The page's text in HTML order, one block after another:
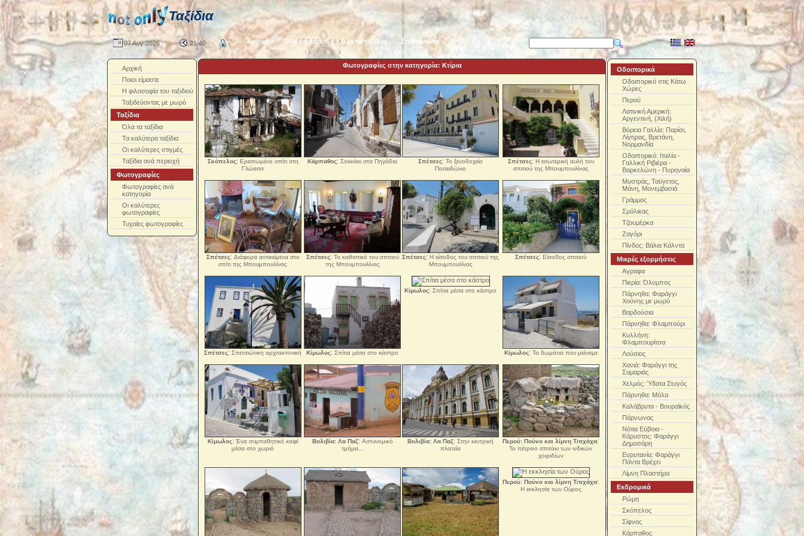
Ταξίδια
07 Αυγ 2026 21:40 Αρχική Ποιοι είμαστε Όλα τα ταξίδια Επικοινωνία
Αρχική
Ποιοι είμαστε
Η φιλοσοφία του ταξιδιού
Ταξιδεύοντας με μωρό
Ταξίδια
Όλα τα ταξίδια
Τα καλύτερα ταξίδια
Οι καλύτερες στιγμές
Ταξίδια ανά περιοχή
Φωτογραφίες
Φωτογραφίες ανά
κατηγορία
Οι καλύτερες
φωτογραφίες
Τυχαίες φωτογραφίες
Φωτογραφίες στην κατηγορία: Κτίρια
Σκόπελος: Ερειπωμένο σπίτι στη
Γλώσσα
Κάρπαθος: Σοκκάκι στα Πηγάδια Σπέτσες: Το ξενοδοχείο
Ποσειδώνιο
Σπέτσες: Η εσωτερική αυλή του
σπιτιού της Μπουμπουλίνας
Σπέτσες: Διάφορα αντικείμενα στο
σπίτι της Μπουμπουλίνας
Σπέτσες: Το καθιστικό του σπιτιού
της Μπουμπουλίνας
Σπέτσες: Η είσοδος του σπιτιού της
Μπουμπουλίνας
Σπέτσες: Είσοδος σπιτιού
Σπέτσες: Σπετσιώτικη αρχιτεκτονική Κίμωλος: Σπίτια μέσα στο κάστρο
Κίμωλος: Σπίτια μέσα στο κάστρο
Κίμωλος: Τα δωμάτια που μείναμε
Κίμωλος: Ένα συμπαθητικό καφέ
μέσα στο χωριό
Βολιβία: Λα Παζ: Αστυνομικό
τμήμα...
Βολιβία: Λα Παζ: Στην κεντρική
πλατεία
Περού: Πούνο και λίμνη Τιτιχάχα:
Το πέτρινο σπιτάκι των ινδικών
χοιριδίων
Περού: Πούνο και λίμνη Τιτιχάχα:
Η εκκλησία των Ούρος
Οδοιπορικά
Οδοιπορικό στις Κάτω
Χώρες
Περού
Λατινική Αμερική:
Αργεντινή, (Χιλή)
Βόρεια Γαλλία: Παρίσι,
Λίγηρας, Βρετάνη,
Νορμανδία
Οδοιπορικό: Ιταλία -
Γαλλική Ριβιέρα -
Βαρκελώνη - Πυρηναία
Μυστράς, Ταϋγετος,
Μάνη, Μονεμβασιά
Γράμμος
Σμόλικας
Τζουμέρκα
Ζαγόρι
Πίνδος: Βάλια Κάλντα
Μικρές εξορμήσεις
Αγραφα
Πιερία: Όλυμπος
Πάρνηθα: Φαράγγι
Χούνης με μωρό
Βαρδούσια
Πάρνηθα: Φλαμπούρι
Κυλλήνη:
Φλαμπουρίτσα
Λούσιος
Χανιά: Φαράγγι της
Σαμαριάς
Χελμός: Ύδατα Στυγός
Πάρνηθα: Μόλα
Καλάβρυτα - Βουραϊκός
Πάρνωνας
Νότια Εύβοια -
Κάρυστος: Φαράγγι
Δημοσάρη
Ευρυτανία: Φαράγγι
Πάντα Βρέχει
Λίμνη Πλαστήρα
Εκδρομικά
Ρώμη
Σκόπελος
Σίφνος
Κάρπαθος